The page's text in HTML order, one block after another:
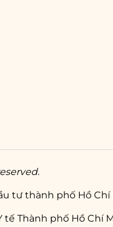
tư thành phố Hồ Chí
tế Thành phố Hồ Chí